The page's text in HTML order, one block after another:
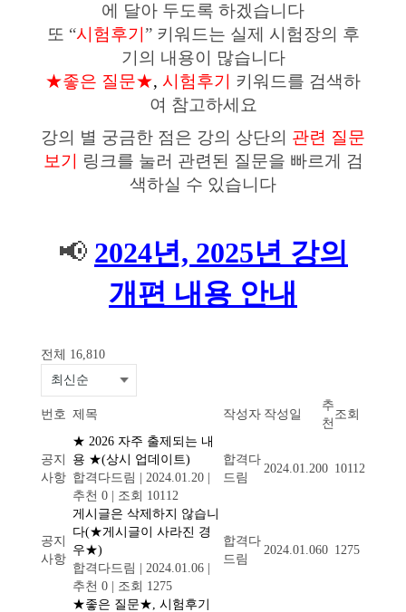
에 달아 두도록 하겠습니다
또 “시험후기 ” 키워드는 실제 시험장의 후
기의 내용이 많습니다
★좋은 질문★, 시험후기
키워드를 검색하
여 참고하세요
강의 별 궁금한 점은 강의 상단의 관련 질문
보기
링크를 눌러 관련된 질문을 빠르게 검
색하실 수 있습니다
📢 2024년, 2025년 강의
개편 내용 안내
전체 16,810
번호 제목 작성자 작성일
추
천
조회
공지
사항
★ 2026 자주 출제되는 내
용 ★(상시 업데이트)
합격다드림
2024.01.20
추천 0
조회 10112
합격다
드림
2024.01.200 10112
공지
사항
게시글은 삭제하지 않습니
다(★게시글이 사라진 경
우★)
합격다드림
2024.01.06
추천 0
조회 1275
합격다
드림
2024.01.060 1275
★좋은 질문★, 시험후기